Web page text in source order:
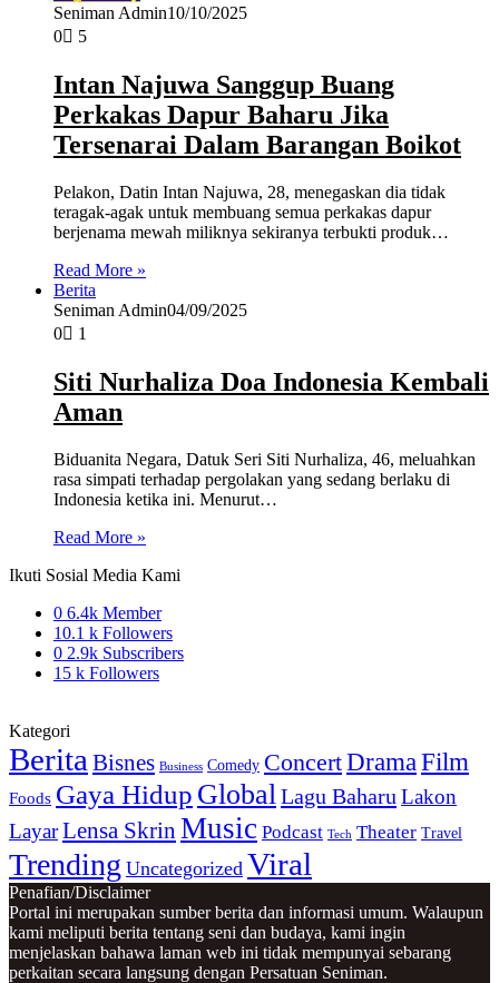
Seniman Admin10/10/2025
0
5
Intan Najuwa Sanggup Buang
Perkakas Dapur Baharu Jika
Tersenarai Dalam Barangan Boikot
Pelakon, Datin Intan Najuwa, 28, menegaskan dia tidak
teragak-agak untuk membuang semua perkakas dapur
berjenama mewah miliknya sekiranya terbukti produk…
Read More »
Berita
Seniman Admin04/09/2025
0
1
Siti Nurhaliza Doa Indonesia Kembali
Aman
Biduanita Negara, Datuk Seri Siti Nurhaliza, 46, meluahkan
rasa simpati terhadap pergolakan yang sedang berlaku di
Indonesia ketika ini. Menurut…
Read More »
Ikuti Sosial Media Kami
0 6.4k Member
10.1 k Followers
0 2.9k Subscribers
15 k Followers
Kategori
Berita Bisnes Business Comedy ConcertDrama Film
Foods Gaya Hidup Global Lagu Baharu Lakon
LayarLensa Skrin Music Podcast Tech Theater Travel
Trending Uncategorized Viral
Penafian/Disclaimer
Portal ini merupakan sumber berita dan informasi umum. Walaupun
kami meliputi berita tentang seni dan budaya, kami ingin
menjelaskan bahawa laman web ini tidak mempunyai sebarang
perkaitan secara langsung dengan Persatuan Seniman.